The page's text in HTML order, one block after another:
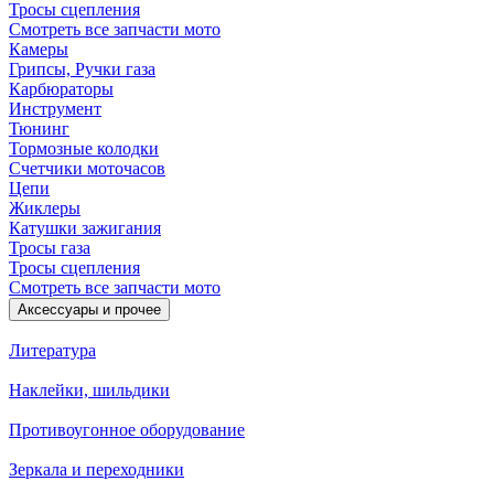
Тросы сцепления
Смотреть все запчасти мото
Камеры
Грипсы, Ручки газа
Карбюраторы
Инструмент
Тюнинг
Тормозные колодки
Счетчики моточасов
Цепи
Жиклеры
Катушки зажигания
Тросы газа
Тросы сцепления
Смотреть все запчасти мото
Аксессуары и прочее
Литература
Наклейки, шильдики
Противоугонное оборудование
Зеркала и переходники